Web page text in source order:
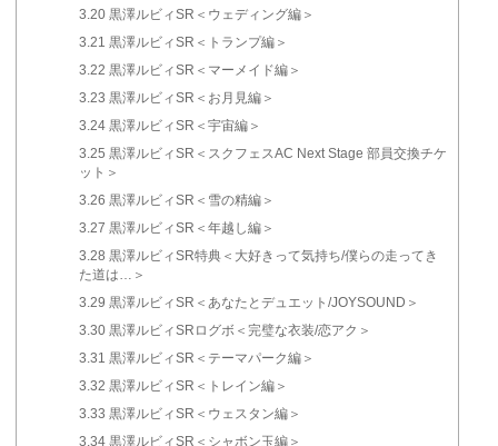
3.20黒澤ルビィSR＜ウェディング編＞
3.21 黒澤ルビィSR＜トランプ編＞
3.22 黒澤ルビィSR＜マーメイド編＞
3.23 黒澤ルビィSR＜お月見編＞
3.24黒澤ルビィSR＜宇宙編＞
3.25 黒澤ルビィSR＜スクフェスAC Next Stage 部員交換チケ
ット＞
3.26 黒澤ルビィSR＜雪の精編＞
3.27 黒澤ルビィSR＜年越し編＞
3.28 黒澤ルビィSR特典＜大好きって気持ち/僕らの走ってき
た道は…＞
3.29 黒澤ルビィSR＜あなたとデュエット/JOYSOUND＞
3.30黒澤ルビィSRログボ＜完璧な衣装/恋アク＞
3.31 黒澤ルビィSR＜テーマパーク編＞
3.32 黒澤ルビィSR＜トレイン編＞
3.33 黒澤ルビィSR＜ウェスタン編＞
3.34黒澤ルビィSR＜シャボン玉編＞